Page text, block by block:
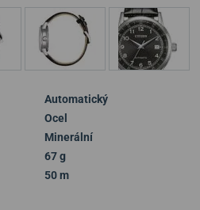
Automatický
Ocel
Minerální
67 g
50 m